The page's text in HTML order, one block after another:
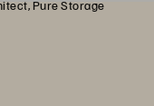
Pure Storage